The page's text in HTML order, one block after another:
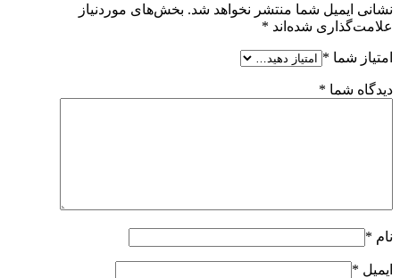
نشانی ایمیل شما منتشر نخواهد شد. بخش‌های موردنیاز
علامت‌گذاری شده‌اند *
امتیاز شما *
دیدگاه شما *
نام *
ایمیل *